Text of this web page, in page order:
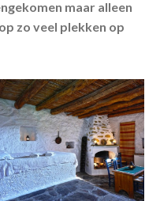
maar alleen
zo veel plekken op